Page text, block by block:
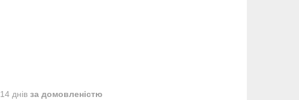
днів за домовленістю